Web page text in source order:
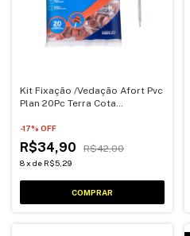
Kit Fixação /Vedação Afort Pvc
Plan 20Pc Terra Cota
-17% OFF
R$34,90 R$42,00
8x de R$5,29